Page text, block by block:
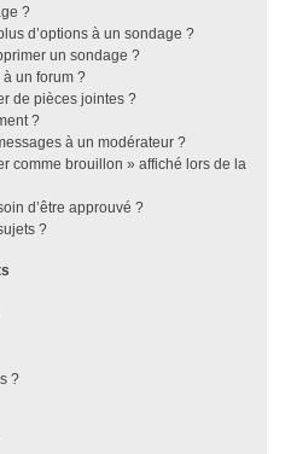
?
d’options à un sondage ?
un sondage ?
un forum ?
de pièces jointes ?
?
à un modérateur ?
comme brouillon » affiché lors de la
d’être approuvé ?
?
?